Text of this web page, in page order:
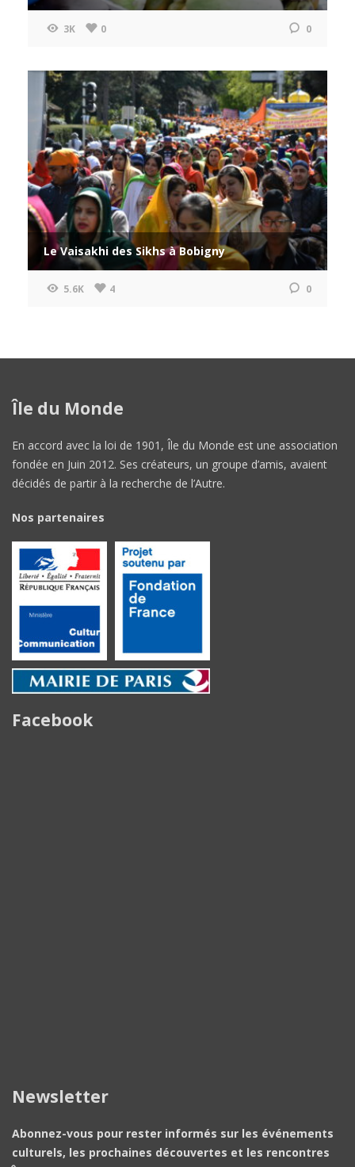
3K 0 0
Le Vaisakhi des Sikhs à Bobigny
5.6K 4 0
Île du Monde
En accord avec la loi de 1901, Île du Monde est une association
fondée en Juin 2012. Ses créateurs, un groupe d’amis, avaient
décidés de partir à la recherche de l’Autre.
Nos partenaires
Facebook
Newsletter
Abonnez-vous pour rester informés sur les événements
culturels, les prochaines découvertes et les rencontres